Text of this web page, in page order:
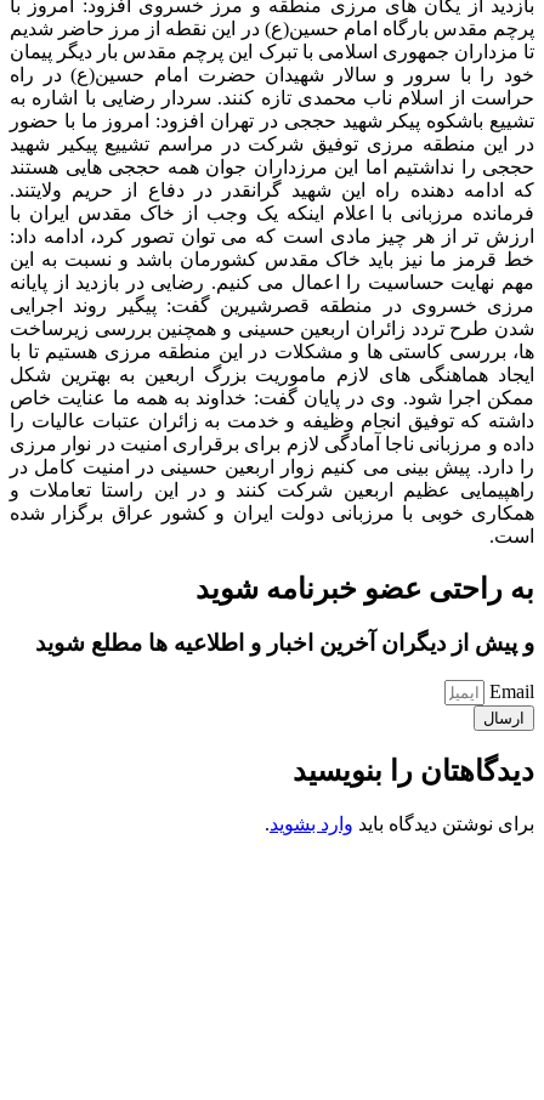
بازدید از یگان های مرزی منطقه و مرز خسروی افزود: امروز با
پرچم مقدس بارگاه امام حسین(ع) در این نقطه از مرز حاضر شدیم
تا مزداران جمهوری اسلامی با تبرک این پرچم مقدس بار دیگر پیمان
خود را با سرور و سالار شهیدان حضرت امام حسین(ع) در راه
حراست از اسلام ناب محمدی تازه کنند. سردار رضایی با اشاره به
تشییع باشکوه پیکر شهید حججی در تهران افزود: امروز ما با حضور
در این منطقه مرزی توفیق شرکت در مراسم تشییع پیکیر شهید
حججی را نداشتیم اما این مرزداران جوان همه حججی هایی هستند
که ادامه دهنده راه این شهید گرانقدر در دفاع از حریم ولایتند.
فرمانده مرزبانی با اعلام اینکه یک وجب از خاک مقدس ایران با
ارزش تر از هر چیز مادی است که می توان تصور کرد، ادامه داد:
خط قرمز ما نیز باید خاک مقدس کشورمان باشد و نسبت به این
مهم نهایت حساسیت را اعمال می کنیم. رضایی در بازدید از پایانه
مرزی خسروی در منطقه قصرشیرین گفت: پیگیر روند اجرایی
شدن طرح تردد زائران اربعین حسینی و همچنین بررسی زیرساخت
ها، بررسی کاستی ها و مشکلات در این منطقه مرزی هستیم تا با
ایجاد هماهنگی های لازم ماموریت بزرگ اربعین به بهترین شکل
ممکن اجرا شود. وی در پایان گفت: خداوند به همه ما عنایت خاص
داشته که توفیق انجام وظیفه و خدمت به زائران عتبات عالیات را
داده و مرزبانی ناجا آمادگی لازم برای برقراری امنیت در نوار مرزی
را دارد. پیش بینی می کنیم زوار اربعین حسینی در امنیت کامل در
راهپیمایی عظیم اربعین شرکت کنند و در این راستا تعاملات و
همکاری خوبی با مرزبانی دولت ایران و کشور عراق برگزار شده
است.
به راحتی عضو خبرنامه شوید
و پیش از دیگران آخرین اخبار و اطلاعیه ها مطلع شوید
Email
ارسال
دیدگاهتان را بنویسید
برای نوشتن دیدگاه باید وارد بشوید.